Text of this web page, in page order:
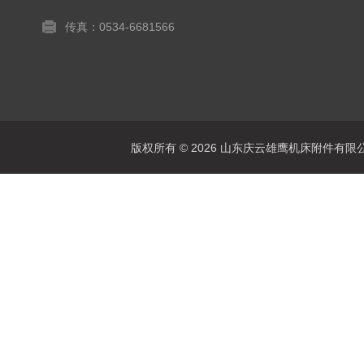
传真：0534-6681566
版权所有 © 2026 山东庆云雄鹰机床附件有